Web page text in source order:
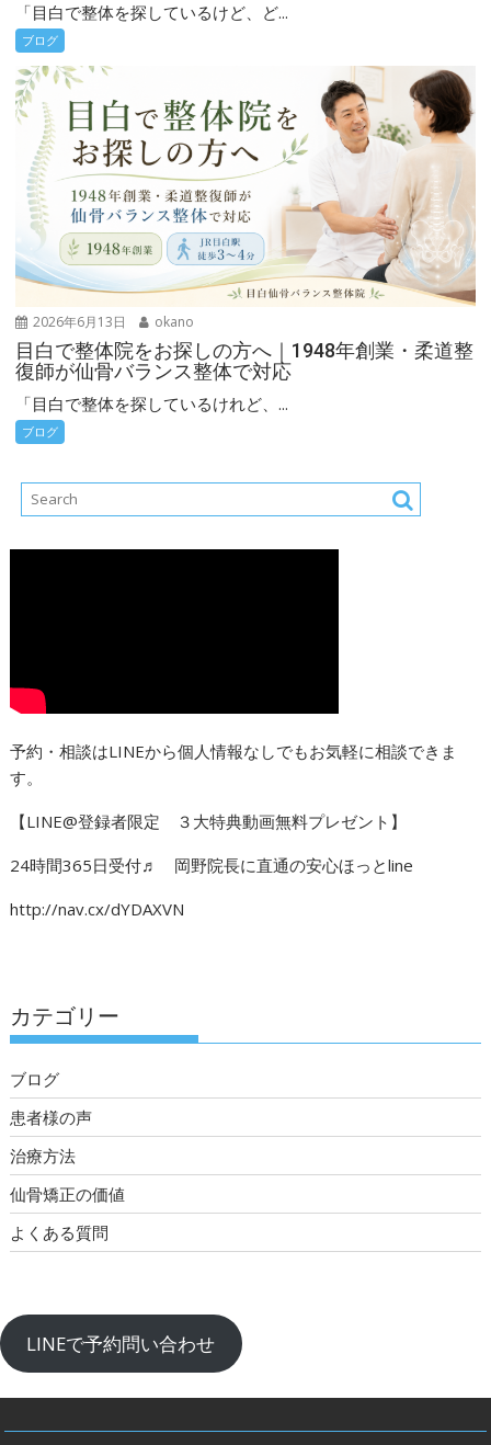
「目白で整体を探しているけど、ど...
ブログ
2026年6月13日 okano
目白で整体院をお探しの方へ｜1948年創業・柔道整
復師が仙骨バランス整体で対応
「目白で整体を探しているけれど、...
ブログ
予約・相談はLINEから個人情報なしでもお気軽に相談できま
す。
【LINE@登録者限定 ３大特典動画無料プレゼント】
24時間365日受付♬ 岡野院長に直通の安心ほっとline
http://nav.cx/dYDAXVN
カテゴリー
ブログ
患者様の声
治療方法
仙骨矯正の価値
よくある質問
LINEで予約問い合わせ